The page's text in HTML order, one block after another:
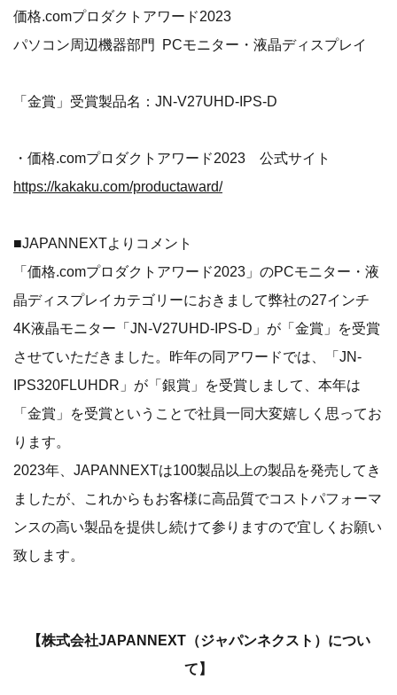
価格.comプロダクトアワード2023
パソコン周辺機器部門 PCモニター・液晶ディスプレイ
「金賞」受賞製品名：JN-V27UHD-IPS-D
・価格.comプロダクトアワード2023 公式サイト
https://kakaku.com/productaward/
■JAPANNEXTよりコメント
「価格.comプロダクトアワード2023」のPCモニター・液
晶ディスプレイカテゴリーにおきまして弊社の27インチ
4K液晶モニター「JN-V27UHD-IPS-D」が「金賞」を受賞
させていただきました。昨年の同アワードでは、「JN-
IPS320FLUHDR」が「銀賞」を受賞しまして、本年は
「金賞」を受賞ということで社員一同大変嬉しく思ってお
ります。
2023年、JAPANNEXTは100製品以上の製品を発売してき
ましたが、これからもお客様に高品質でコストパフォーマ
ンスの高い製品を提供し続けて参りますので宜しくお願い
致します。
【株式会社JAPANNEXT（ジャパンネクスト）につい
て】